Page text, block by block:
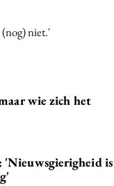
(nog) niet.'
wie zich het
'Nieuwsgierigheid is